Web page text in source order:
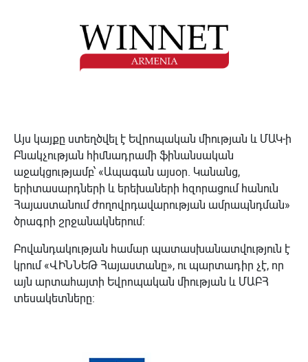
Այս կայքը ստեղծվել է Եվրոպական միության և ՄԱԿ-ի
Բնակչության հիմնադրամի ֆինանսական
աջակցությամբ՝ «Ապագան այսօր. Կանանց,
երիտասարդների և երեխաների հզորացում հանուն
Հայաստանում ժողովրդավարության ամրապնդման»
ծրագրի շրջանակներում։
Բովանդակության համար պատասխանատվություն է
կրում «ՎԻՆՆԵԹ Հայաստանը», ու պարտադիր չէ, որ
այն արտահայտի Եվրոպական միության և ՄԱԲՀ
տեսակետները: